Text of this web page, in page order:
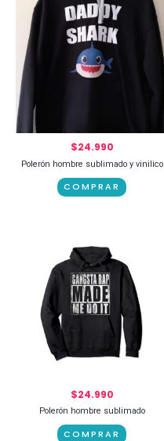
$24.990
Polerón hombre sublimado y vinilico
COMPRAR
$24.990
Polerón hombre sublimado
COMPRAR